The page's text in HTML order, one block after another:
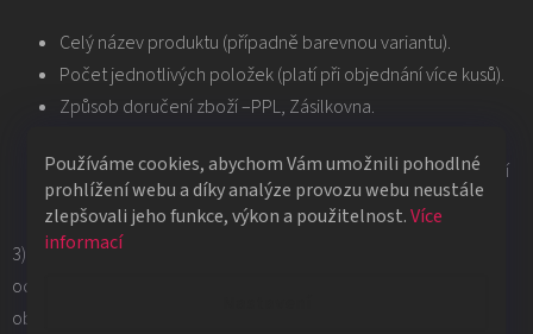
Používáme cookies, abychom Vám umožnili pohodlné
prohlížení webu a díky analýze provozu webu neustále
zlepšovali jeho funkce, výkon a použitelnost.Více
informací
Celý název produktu (případně barevnou variantu).
Počet jednotlivých položek (platí při objednání více kusů).
Způsob doručení zboží –PPL, Zásilkovna.
převzetí nebo platba hotově či kartou při vyzvednutí zboží
na prodejně.
3) Standardně do 24 hodin od poslání vašeho emailu Vám
odpovíme. Napíšeme Vám, kolik by byla přesná cena vaší
objednávky rozepsaná po položkách a za jak dlouho by k Vám